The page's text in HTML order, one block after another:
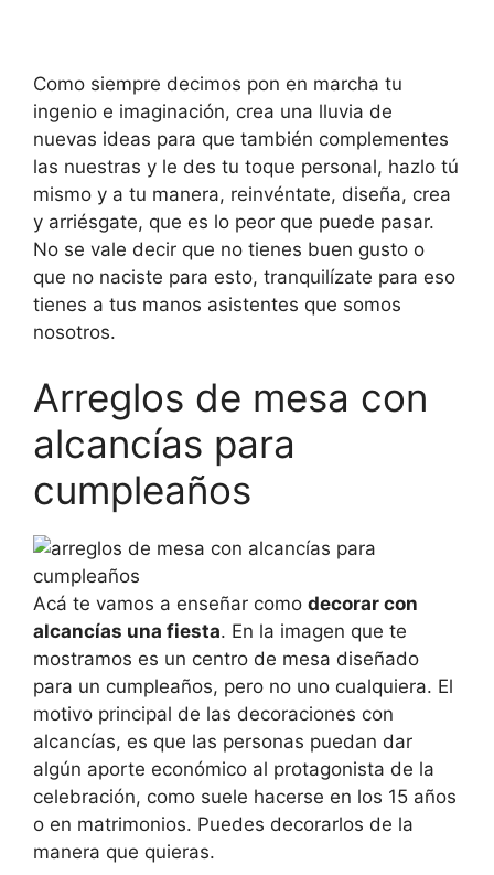
Como siempre decimos pon en marcha tu
ingenio e imaginación, crea una lluvia de
nuevas ideas para que también complementes
las nuestras y le des tu toque personal, hazlo tú
mismo y a tu manera, reinvéntate, diseña, crea
y arriésgate, que es lo peor que puede pasar.
No se vale decir que no tienes buen gusto o
que no naciste para esto, tranquilízate para eso
tienes a tus manos asistentes que somos
nosotros.
Arreglos de mesa con
alcancías para
cumpleaños
Acá te vamos a enseñar como decorar con
alcancías una fiesta. En la imagen que te
mostramos es un centro de mesa diseñado
para un cumpleaños, pero no uno cualquiera. El
motivo principal de las decoraciones con
alcancías, es que las personas puedan dar
algún aporte económico al protagonista de la
celebración, como suele hacerse en los 15 años
o en matrimonios. Puedes decorarlos de la
manera que quieras.